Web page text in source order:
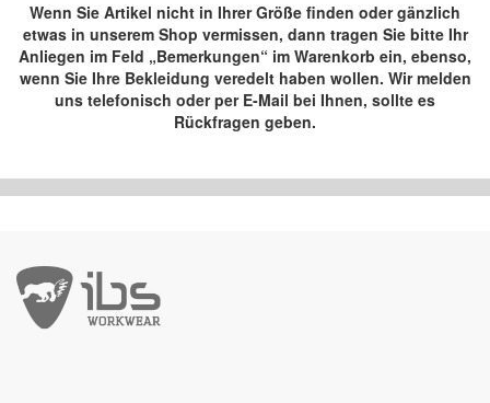
Wenn Sie Artikel nicht in Ihrer Größe finden oder gänzlich
etwas in unserem Shop vermissen, dann tragen Sie bitte Ihr
Anliegen im Feld „Bemerkungen“ im Warenkorb ein, ebenso,
wenn Sie Ihre Bekleidung veredelt haben wollen. Wir melden
uns telefonisch oder per E-Mail bei Ihnen, sollte es
Rückfragen geben.